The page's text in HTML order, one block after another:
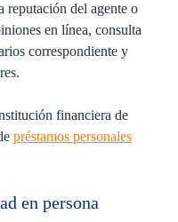
reputación del agente o
en línea, consulta
correspondiente y
financiera de
préstamos personales
en persona